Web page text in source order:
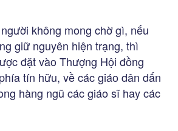
không mong chờ gì, nếu
giữ nguyên hiện trạng, thì
đặt vào Thượng Hội đồng
tín hữu, về các giáo dân dấn
hàng ngũ các giáo sĩ hay các